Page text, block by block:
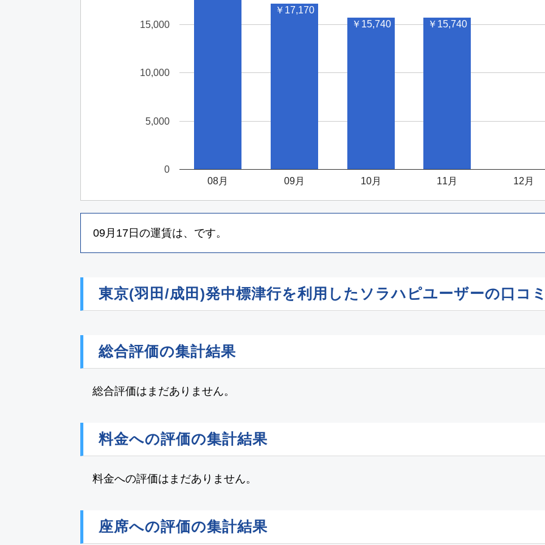
08月 09月 10月 11月 12月
0
5,000
10,000
15,000
￥17,170
￥15,740
￥15,740
09月17日 の運賃は、 です。
東京(羽田/成田)発中標津行を利用したソラハピユーザーの口コ
総合評価の集計結果
総合評価はまだありません。
料金への評価の集計結果
料金への評価はまだありません。
座席への評価の集計結果